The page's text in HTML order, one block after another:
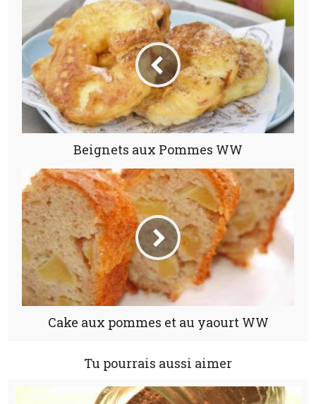
Beignets aux Pommes WW
Cake aux pommes et au yaourt WW
Tu pourrais aussi aimer